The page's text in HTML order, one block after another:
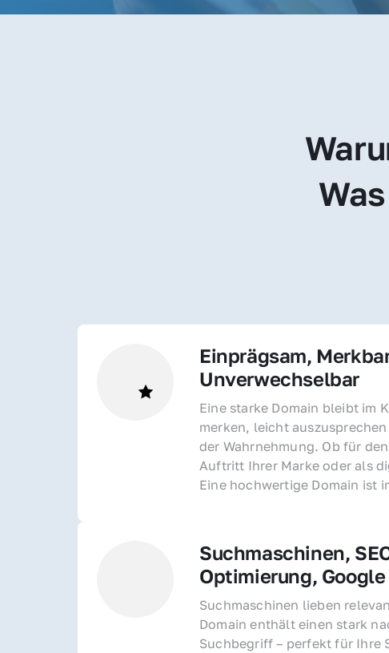
Einprägsam,
Unverwechselbar
Eine starke Domain bleibt im
merken, leicht
der Wahrnehmung. Ob für
Auftritt Ihrer Marke oder als
Eine hochwertige Domain ist
Suchmaschinen,
Optimierung,
Suchmaschinen lieben
Domain enthält einen stark
Suchbegriff – perfekt für Ihre